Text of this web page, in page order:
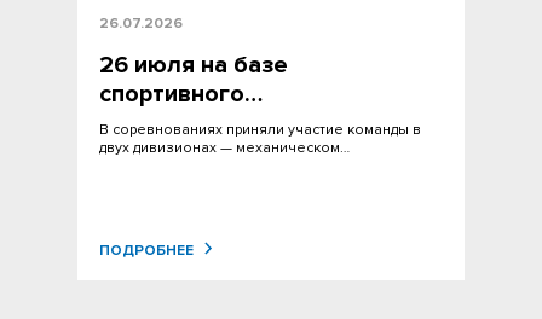
26.07.2026
26 июля на базе
спортивного…
В соревнованиях приняли участие команды в
двух дивизионах — механическом…
ПОДРОБНЕЕ